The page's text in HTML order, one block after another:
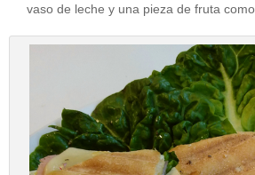
vaso de leche y una pieza de fruta